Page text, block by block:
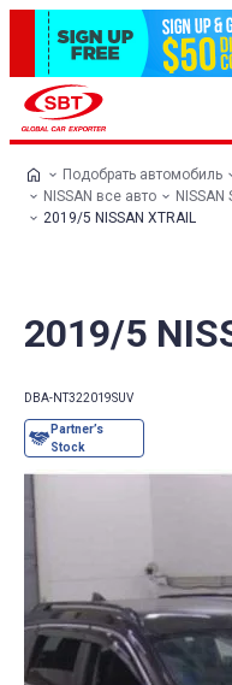
Подобрать автомобиль
NISSAN все авто
NISSAN
2019/5 NISSAN XTRAIL
2019/5
DBA-NT322019SUV